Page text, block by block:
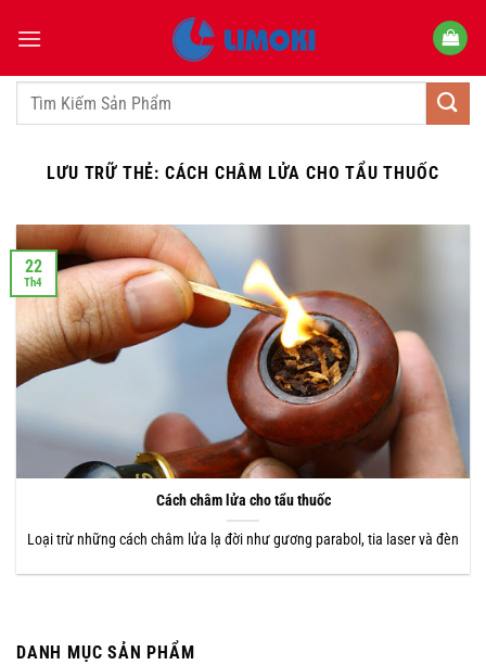
qua
dungTìm
LƯU TRỮ THẺ: CÁCH CHÂM LỬA CHO TẨU THUỐC
Cách châm lửa cho tẩu thuốc
Loại trừ những cách châm lửa lạ đời như gương parabol, tia laser và đèn
22
Th4
DANH MỤC SẢN PHẨM